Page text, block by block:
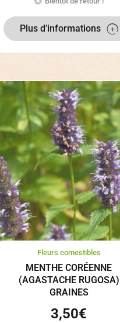
Plus d’informations
Fleurs comestibles
MENTHE CORÉENNE
(AGASTACHE RUGOSA)
GRAINES
3,50€